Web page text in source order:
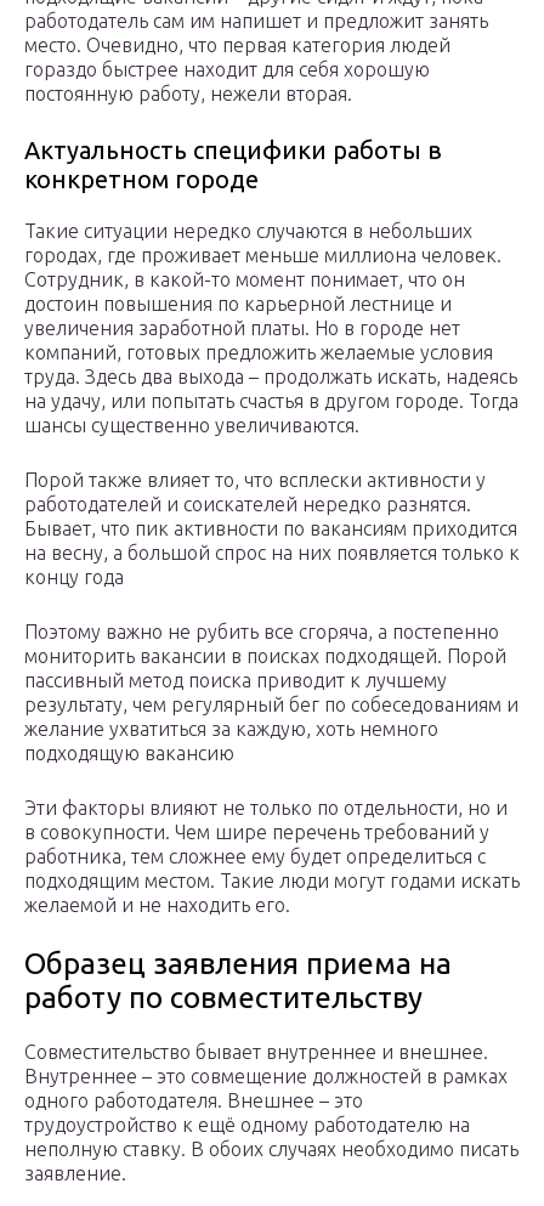
работодатель сам им напишет и предложит занять
место. Очевидно, что первая категория людей
гораздо быстрее находит для себя хорошую
постоянную работу, нежели вторая.
Актуальность специфики работы в
конкретном городе
Такие ситуации нередко случаются в небольших
городах, где проживает меньше миллиона человек.
Сотрудник, в какой-то момент понимает, что он
достоин повышения по карьерной лестнице и
увеличения заработной платы. Но в городе нет
компаний, готовых предложить желаемые условия
труда. Здесь два выхода – продолжать искать, надеясь
на удачу, или попытать счастья в другом городе. Тогда
шансы существенно увеличиваются.
Порой также влияет то, что всплески активности у
работодателей и соискателей нередко разнятся.
Бывает, что пик активности по вакансиям приходится
на весну, а большой спрос на них появляется только к
концу года
Поэтому важно не рубить все сгоряча, а постепенно
мониторить вакансии в поисках подходящей. Порой
пассивный метод поиска приводит к лучшему
результату, чем регулярный бег по собеседованиям и
желание ухватиться за каждую, хоть немного
подходящую вакансию
Эти факторы влияют не только по отдельности, но и
в совокупности. Чем шире перечень требований у
работника, тем сложнее ему будет определиться с
подходящим местом. Такие люди могут годами искать
желаемой и не находить его.
Образец заявления приема на
работу по совместительству
Совместительство бывает внутреннее и внешнее.
Внутреннее – это совмещение должностей в рамках
одного работодателя. Внешнее – это
трудоустройство к ещё одному работодателю на
неполную ставку. В обоих случаях необходимо писать
заявление.